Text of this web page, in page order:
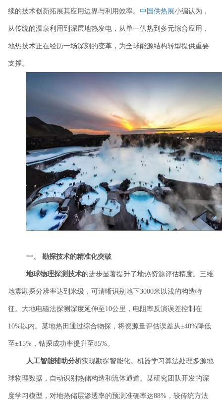
续的技术创新拓展其应用边界与利用效率。 中国供热展小编认为，
从传统的温泉利用到深层地热发电，从单一供热到多元综合应用，
地热技术正在经历一场深刻的变革，为全球能源结构转型提供重要
支撑。
一、 勘探技术的精准化突破
地球物理探测技术的进步显著提升了地热资源评估精度。三维
地震勘探分辨率达到米级，可清晰识别地下3000米以浅的构造特
征。大地电磁法探测深度延伸至10公里，电阻率反演误差控制在
10%以内。某地热田通过综合物探，将资源量评估误差从±40%降低
至±15%，钻探成功率提升至85%。
人工智能辅助分析实现勘探智能化。机器学习算法处理多源地
球物理数据，自动识别热储构造和流体通道。某研究团队开发的深
度学习模型，对地热储层渗透率的预测准确率达88%，较传统方法